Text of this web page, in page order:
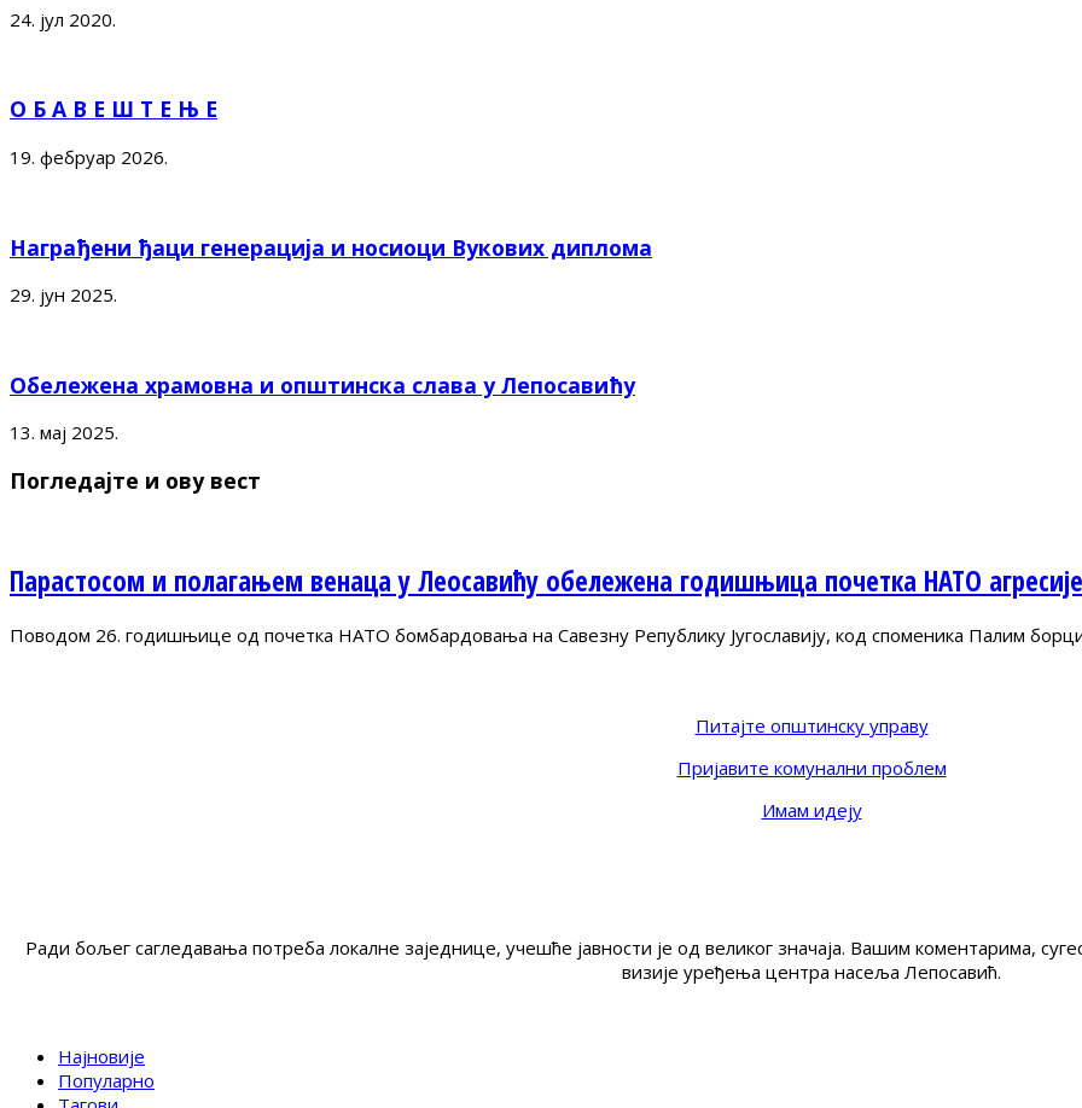
24. јул 2020.
О Б А В Е Ш Т Е Њ Е
19. фебруар 2026.
Награђени ђаци генерација и носиоци Вукових диплома
29. јун 2025.
Обележена храмовна и општинска слава у Лепосавићу
13. мај 2025.
Погледајте и ову вест
Парастосом и полагањем венаца у Леосавићу обележена годишњица почетка НАТО агресије
Поводом 26. годишњице од почетка НАТО бомбардовања на Савезну Републику Југославију, код споменика Палим
Питајте општинску управу
Пријавите комунални проблем
Имам идеју
Ради бољег сагледавања потреба локалне заједнице, учешће јавности је од великог значаја. Вашим коментарима,
визије уређења центра насеља Лепосавић.
Најновије
Популарно